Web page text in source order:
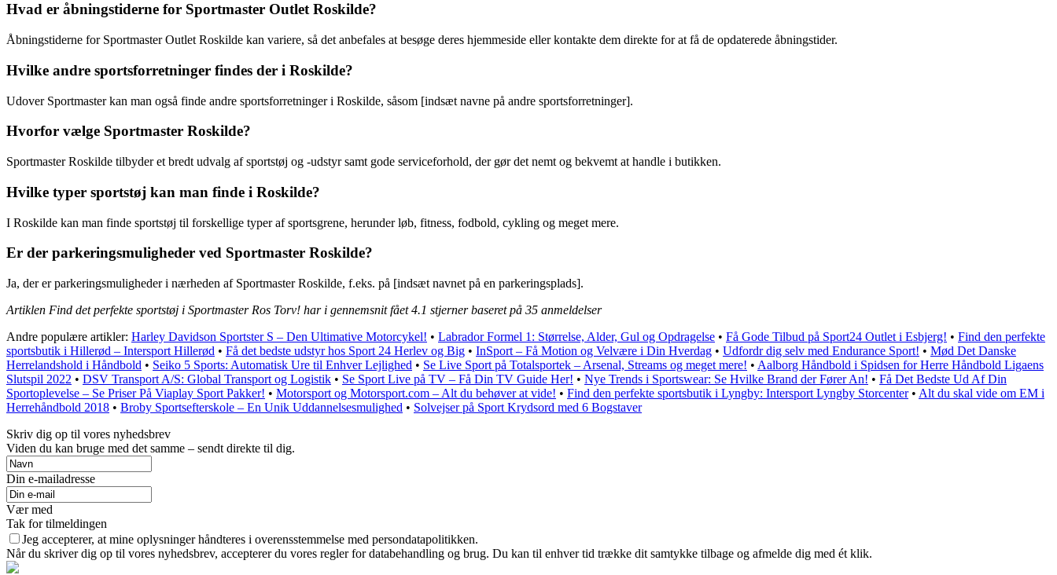
Hvad er åbningstiderne for Sportmaster Outlet Roskilde?
Åbningstiderne for Sportmaster Outlet Roskilde kan variere, så det anbefales at besøge deres hjemmeside eller kontakte dem direkte for at få de opdaterede åbningstider.
Hvilke andre sportsforretninger findes der i Roskilde?
Udover Sportmaster kan man også finde andre sportsforretninger i Roskilde, såsom [indsæt navne på andre sportsforretninger].
Hvorfor vælge Sportmaster Roskilde?
Sportmaster Roskilde tilbyder et bredt udvalg af sportstøj og -udstyr samt gode serviceforhold, der gør det nemt og bekvemt at handle i butikken.
Hvilke typer sportstøj kan man finde i Roskilde?
I Roskilde kan man finde sportstøj til forskellige typer af sportsgrene, herunder løb, fitness, fodbold, cykling og meget mere.
Er der parkeringsmuligheder ved Sportmaster Roskilde?
Ja, der er parkeringsmuligheder i nærheden af Sportmaster Roskilde, f.eks. på [indsæt navnet på en parkeringsplads].
Artiklen Find det perfekte sportstøj i Sportmaster Ros Torv! har i gennemsnit fået4.1 stjerner baseret på 35 anmeldelser
Andre populære artikler: Harley Davidson Sportster S – Den Ultimative Motorcykel! • Labrador Formel 1: Størrelse, Alder, Gul og Opdragelse • Få Gode Tilbud på Sport24 Outlet i Esbjerg! • Find den perfekte
sportsbutik i Hillerød – Intersport Hillerød • Få det bedste udstyr hos Sport 24 Herlev og Big • InSport – Få Motion og Velvære i Din Hverdag • Udfordr dig selv med Endurance Sport! • Mød Det Danske
Herrelandshold i Håndbold • Seiko 5 Sports: Automatisk Ure til Enhver Lejlighed • Se Live Sport på Totalsportek – Arsenal, Streams og meget mere! • Aalborg Håndbold i Spidsen for Herre Håndbold Ligaens
Slutspil 2022 • DSV Transport A/S: Global Transport og Logistik • Se Sport Live på TV – Få Din TV Guide Her! • Nye Trends i Sportswear: Se Hvilke Brand der Fører An! • Få Det Bedste Ud Af Din
Sportoplevelse – Se Priser På Viaplay Sport Pakker! • Motorsport og Motorsport.com – Alt du behøver at vide! • Find den perfekte sportsbutik i Lyngby: Intersport Lyngby Storcenter• Alt du skal vide om EM i
Herrehåndbold 2018 • Broby Sportsefterskole – En Unik Uddannelsesmulighed • Solvejser på Sport Krydsord med 6 Bogstaver
Skriv dig op til vores nyhedsbrev
Viden du kan bruge med det samme – sendt direkte til dig.
Din e-mailadresse
Vær med
Tak for tilmeldingen
Jeg accepterer, at mine oplysninger håndteres i overensstemmelse med persondatapolitikken.
Når du skriver dig op til vores nyhedsbrev, accepterer du vores regler for databehandling og brug. Du kan til enhver tid trække dit samtykke tilbage og afmelde dig med ét klik.